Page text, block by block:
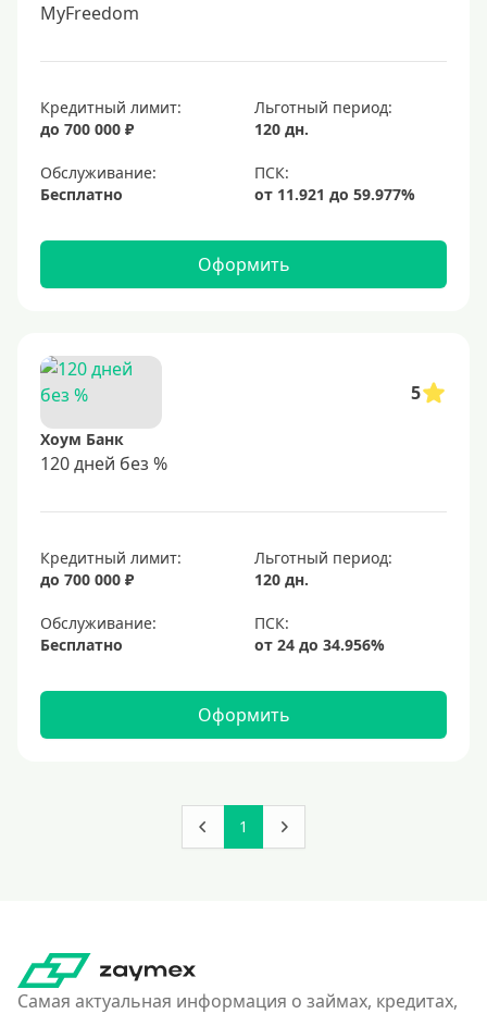
MyFreedom
Кредитный лимит:
до 700 000 ₽
Льготный период:
120 дн.
Обслуживание:
Бесплатно
Оформить
5
Хоум Банк
120 дней без %
Кредитный лимит:
до 700 000 ₽
Льготный период:
120 дн.
Обслуживание:
Бесплатно
Оформить
1
Самая актуальная информация о займах, кредитах,